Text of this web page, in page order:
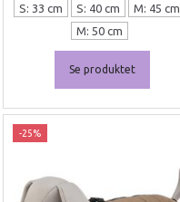
S: 33 cm
S: 40 cm
M: 45 cm
M: 50 cm
Se produktet
-25%